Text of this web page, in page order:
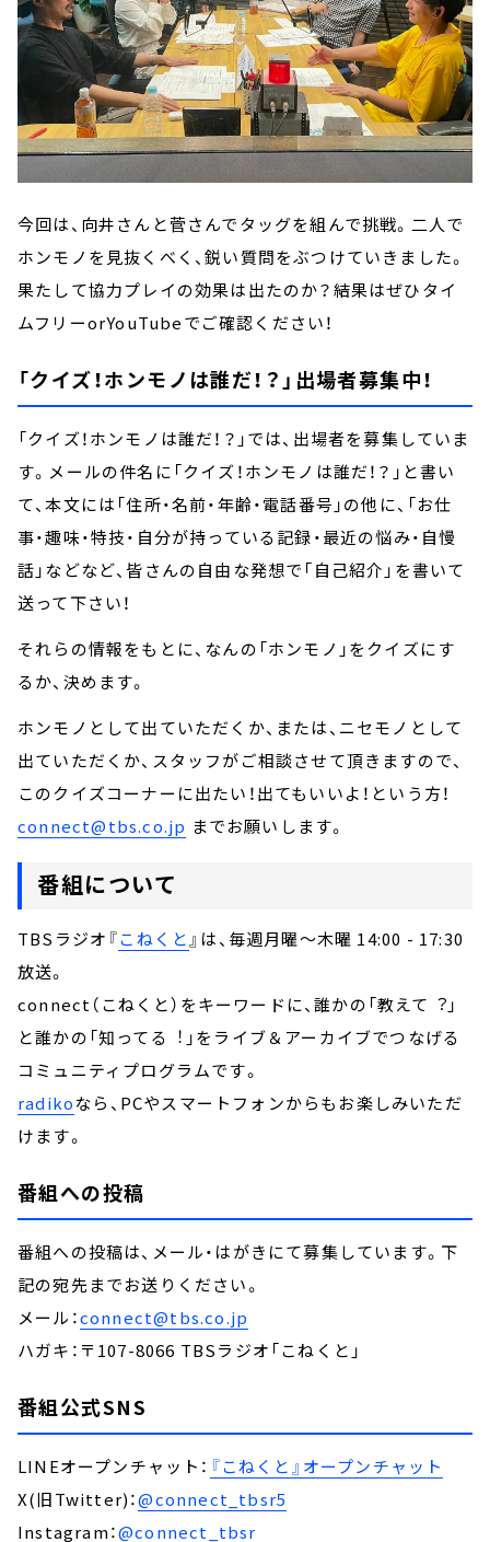
今回は、向井さんと菅さんでタッグを組んで挑戦。二人で
ホンモノを見抜くべく、鋭い質問をぶつけていきました。
果たして協力プレイの効果は出たのか？結果はぜひタイ
ムフリーorYouTubeでご確認ください！
「クイズ！ホンモノは誰だ！？」出場者募集中！
「クイズ！ホンモノは誰だ！？」では、出場者を募集していま
す。メールの件名に「クイズ！ホンモノは誰だ！？」と書い
て、本文には「住所・名前・年齢・電話番号」の他に、「お仕
事・趣味・特技・自分が持っている記録・最近の悩み・自慢
話」などなど、皆さんの自由な発想で「自己紹介」を書いて
送って下さい！
それらの情報をもとに、なんの「ホンモノ」をクイズにす
るか、決めます。
ホンモノとして出ていただくか、または、ニセモノとして
出ていただくか、スタッフがご相談させて頂きますので、
このクイズコーナーに出たい！出てもいいよ！という方！
connect@tbs.co.jp までお願いします。
番組について
TBSラジオ『こねくと 』は、毎週月曜～木曜 14:00 - 17:30
放送。
connect（こねくと）をキーワードに、誰かの「教えて︖」
と誰かの「知ってる︕」をライブ＆アーカイブでつなげる
コミュニティプログラムです。
radikoなら、PCやスマートフォンからもお楽しみいただ
けます。
番組への投稿
番組への投稿は、メール・はがきにて募集しています。下
記の宛先までお送りください。
メール：connect@tbs.co.jp
ハガキ：〒107-8066 TBSラジオ「こねくと」
番組公式SNS
LINEオープンチャット： 『こねくと』オープンチャット
X(旧Twitter)：@connect_tbsr5
Instagram：@connect_tbsr